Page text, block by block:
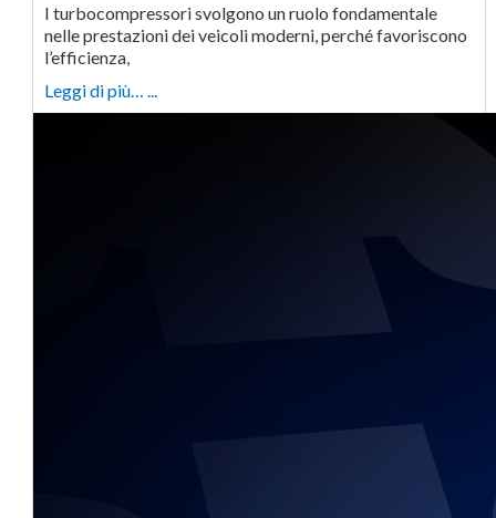
I turbocompressori svolgono un ruolo fondamentale
nelle prestazioni dei veicoli moderni, perché favoriscono
l’efficienza,
Leggi di più… ...